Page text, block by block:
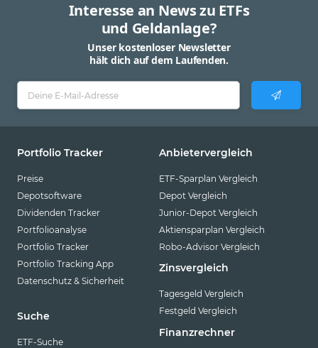
Interesse an News zu ETFs
und Geldanlage?
Unser kostenloser Newsletter
hält dich auf dem Laufenden.
Portfolio Tracker
Preise
Depotsoftware
Dividenden Tracker
Portfolioanalyse
Portfolio Tracker
Portfolio Tracking App
Datenschutz & Sicherheit
Suche
ETF-Suche
Anbietervergleich
ETF-Sparplan Vergleich
Depot Vergleich
Junior-Depot Vergleich
Aktiensparplan Vergleich
Robo-Advisor Vergleich
Zinsvergleich
Tagesgeld Vergleich
Festgeld Vergleich
Finanzrechner